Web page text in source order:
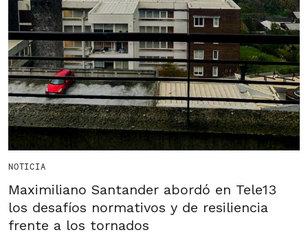
NOTICIA
Maximiliano Santander abordó en Tele13
los desafíos normativos y de resiliencia
frente a los tornados